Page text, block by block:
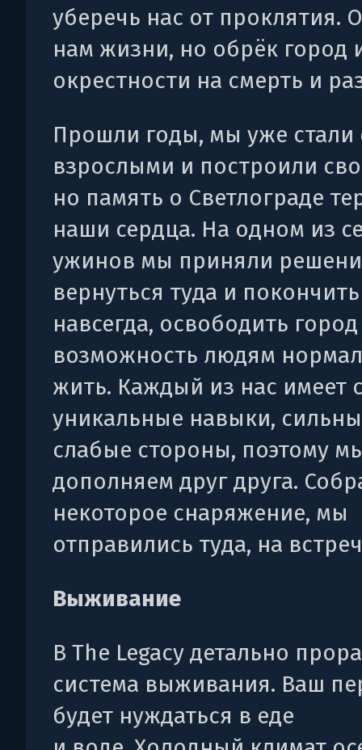
уберечь нас от проклятия.
нам жизни, но обрёк город
окрестности на смерть и
Прошли годы, мы уже стали
взрослыми и построили
но память о Светлограде
наши сердца. На одном из
ужинов мы приняли
вернуться туда и
навсегда, освободить
возможность людям
жить. Каждый из нас имеет
уникальные навыки,
слабые стороны, поэтому
дополняем друг друга.
некоторое снаряжение, мы
отправились туда, на
Выживание
В The Legacy детально
система выживания. Ваш
будет нуждаться в еде